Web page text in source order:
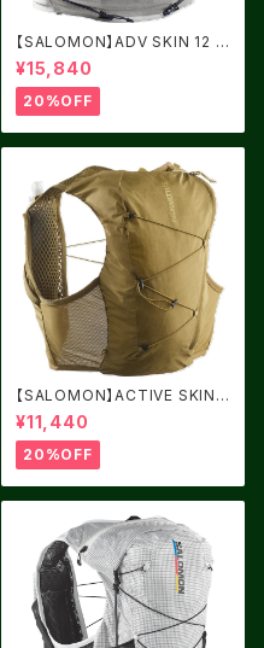
【SALOMON】ADV SKIN 12 A
LLOY / Gray Violet
¥15,840
20%OFF
【SALOMON】ACTIVE SKIN
8 BRILLIANT OLIVE / Willo
w
¥11,440
20%OFF